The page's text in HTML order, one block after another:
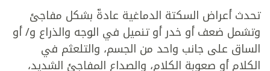
تحدث أعراض السكتة الدماغية عادةّ بشكل مفاجئ
وتشمل ضعف أو خدر أو تنميل في الوجه والذراع و/ أو
الساق على جانب واحد من الجسم، والتلعثم في
الكلام أو صعوبة الكلام، والصداع المفاجئ الشديد،